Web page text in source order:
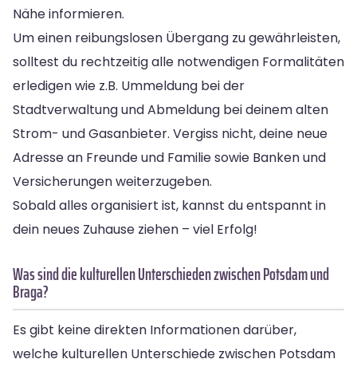
Nähe informieren.
Um einen reibungslosen Übergang zu gewährleisten,
solltest du rechtzeitig alle notwendigen Formalitäten
erledigen wie z.B. Ummeldung bei der
Stadtverwaltung und Abmeldung bei deinem alten
Strom- und Gasanbieter. Vergiss nicht, deine neue
Adresse an Freunde und Familie sowie Banken und
Versicherungen weiterzugeben.
Sobald alles organisiert ist, kannst du entspannt in
dein neues Zuhause ziehen – viel Erfolg!
Was sind die kulturellen Unterschieden zwischen Potsdam und
Braga?
Es gibt keine direkten Informationen darüber,
welche kulturellen Unterschiede zwischen Potsdam